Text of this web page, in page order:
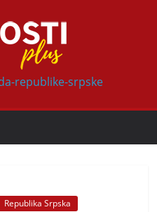
Republika Srpska